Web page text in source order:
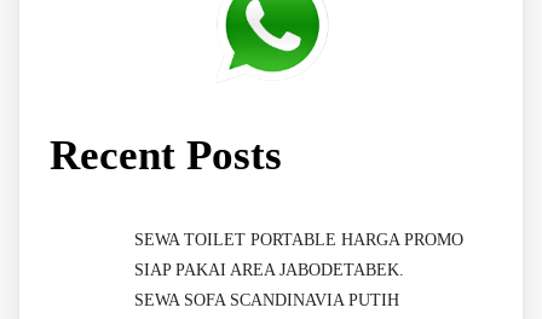
Recent Posts
SEWA TOILET PORTABLE HARGA PROMO
SIAP PAKAI AREA JABODETABEK.
SEWA SOFA SCANDINAVIA PUTIH